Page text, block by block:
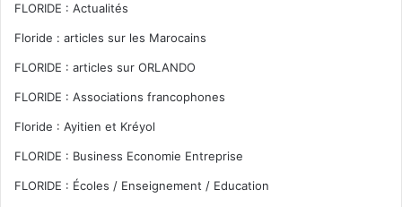
FLORIDE : Actualités
Floride : articles sur les Marocains
FLORIDE : articles sur ORLANDO
FLORIDE : Associations francophones
Floride : Ayitien et Kréyol
FLORIDE : Business Economie Entreprise
FLORIDE : Écoles / Enseignement / Education